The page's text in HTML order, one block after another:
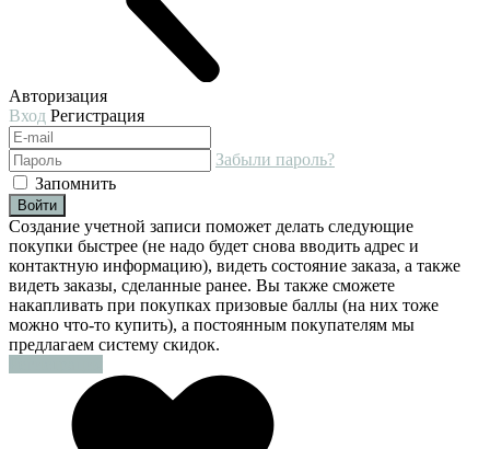
Авторизация
Вход Регистрация
Забыли пароль?
Запомнить
Войти
Создание учетной записи поможет делать следующие
покупки быстрее (не надо будет снова вводить адрес и
контактную информацию), видеть состояние заказа, а также
видеть заказы, сделанные ранее. Вы также сможете
накапливать при покупках призовые баллы (на них тоже
можно что-то купить), а постоянным покупателям мы
предлагаем систему скидок.